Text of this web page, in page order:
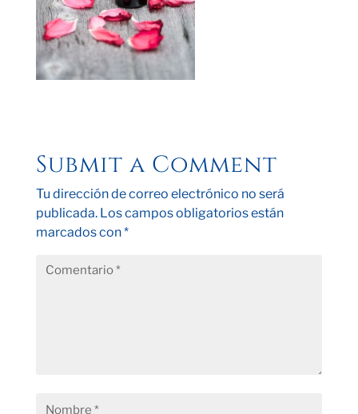
Submit a Comment
Tu dirección de correo electrónico no será
publicada. Los campos obligatorios están
marcados con*